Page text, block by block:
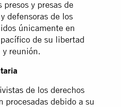
y presas de
defensoras de los
únicamente en
de su libertad
y reunión.
de los derechos
procesadas debido a su